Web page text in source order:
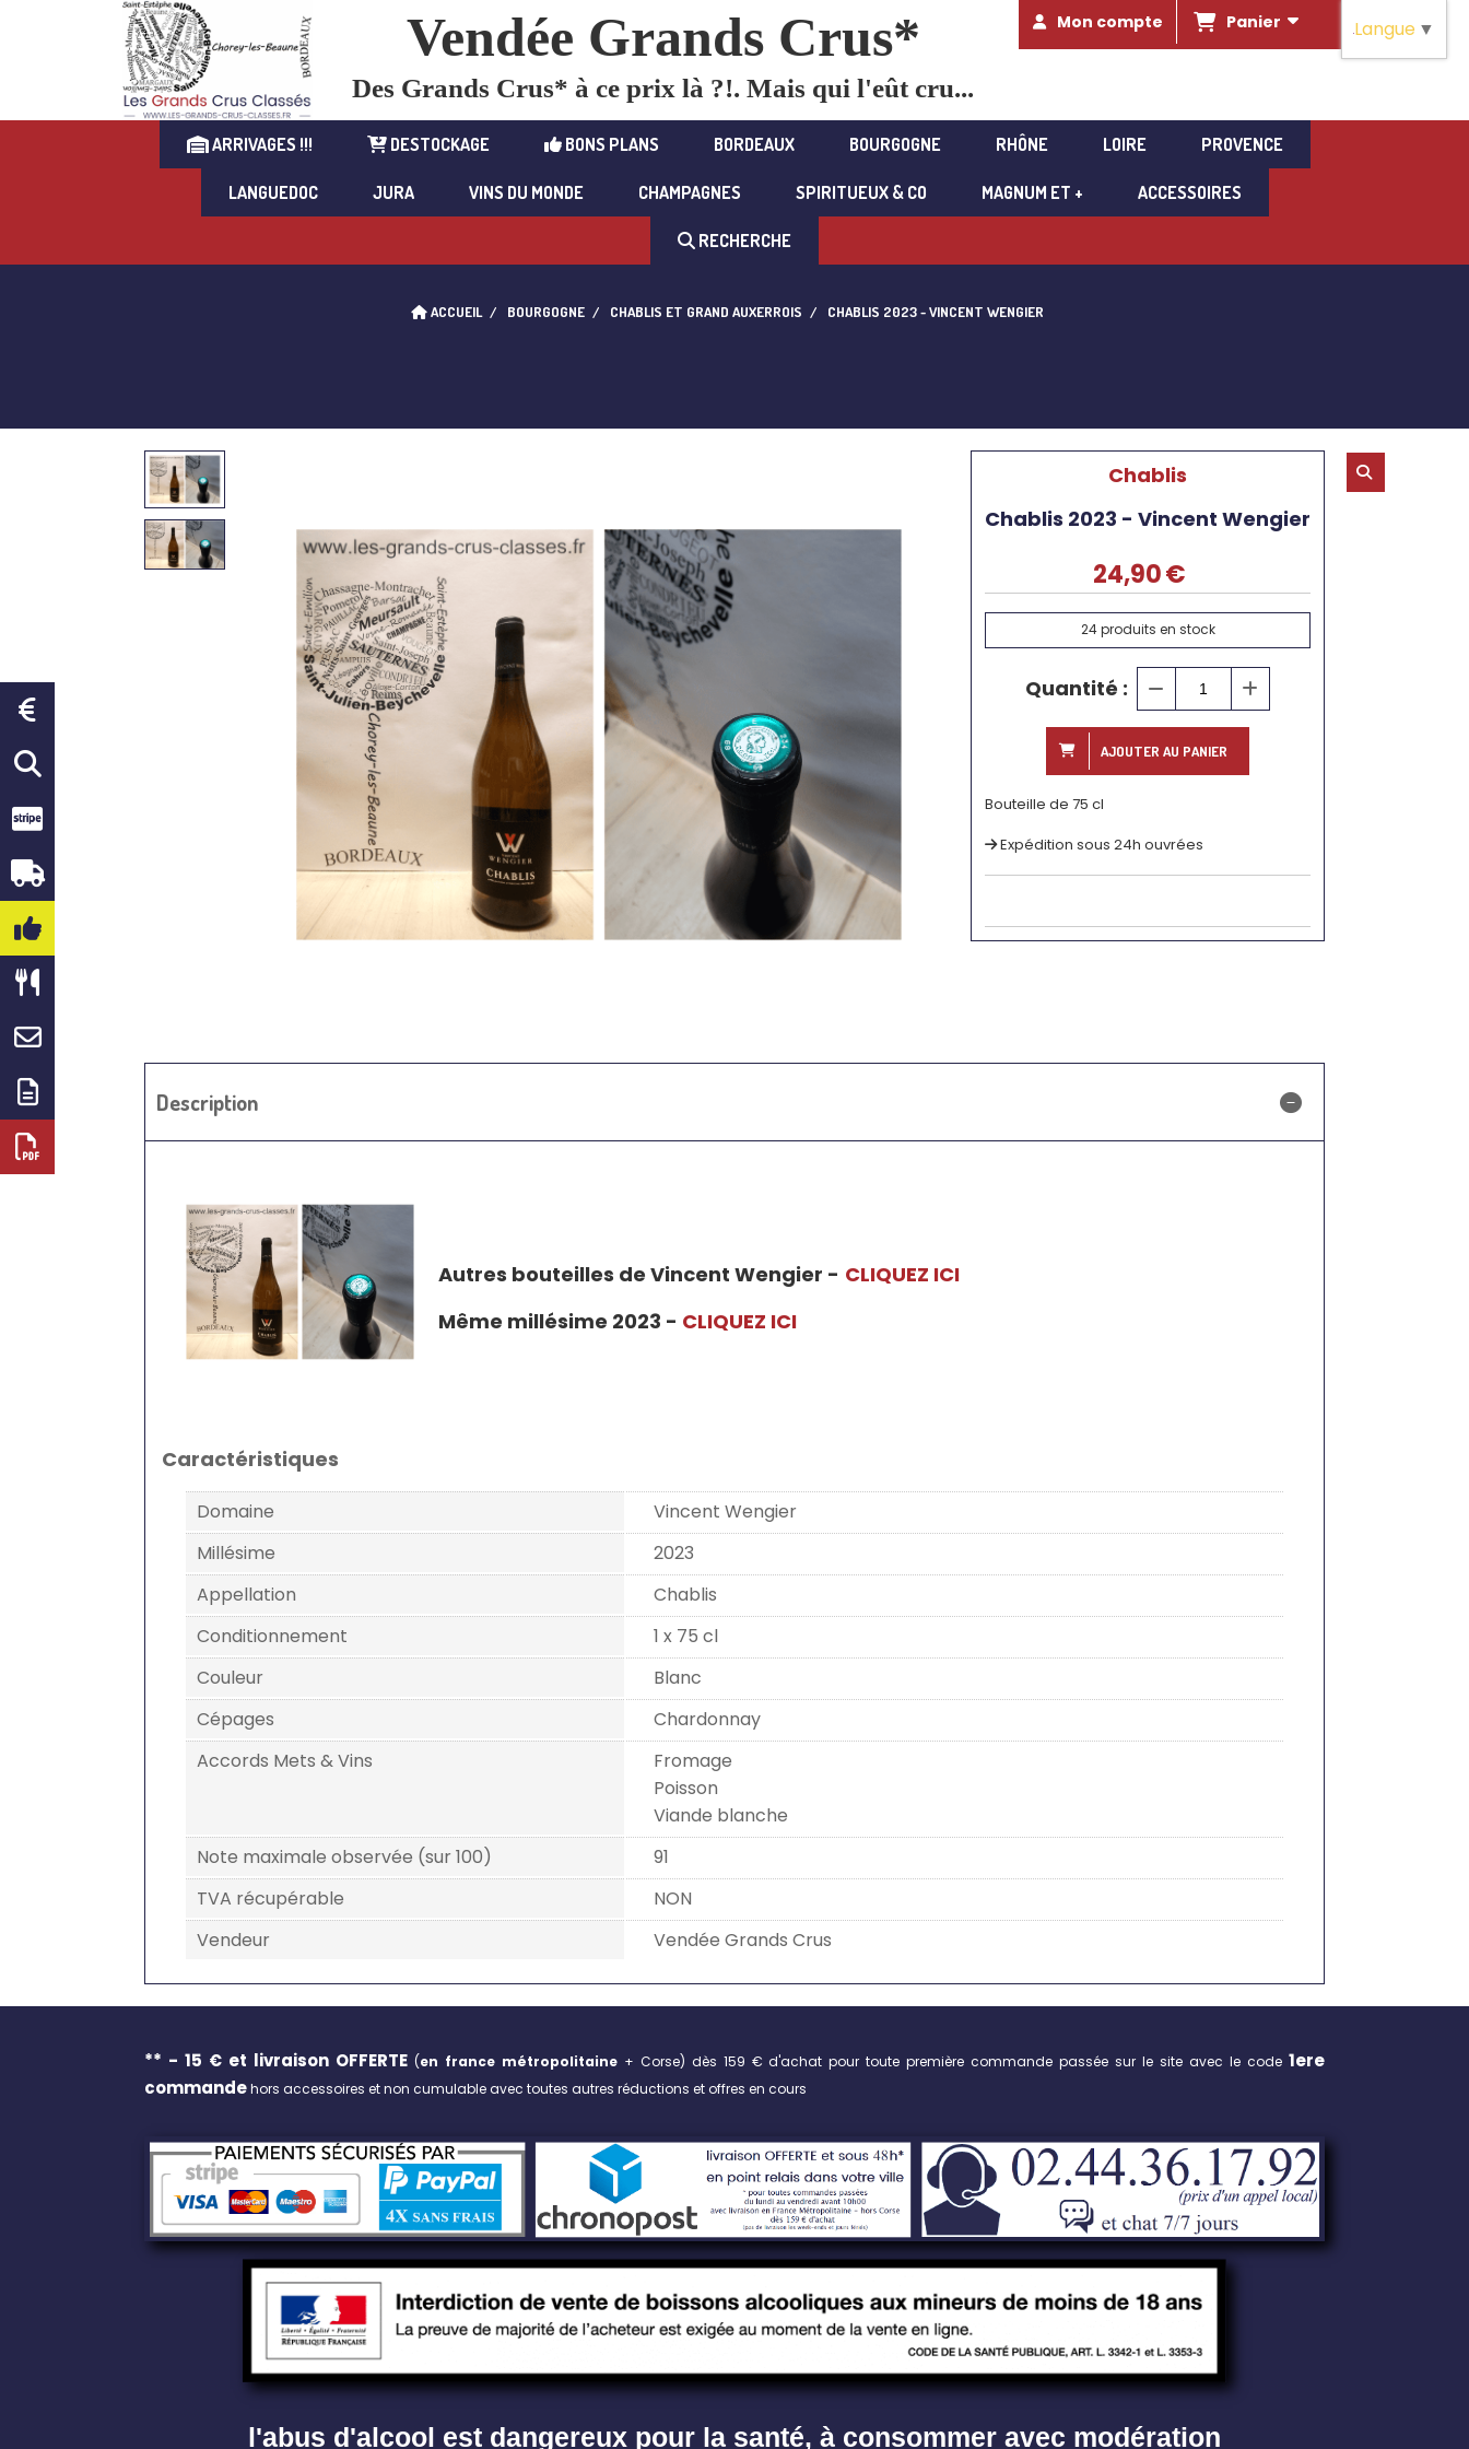
Vendée Grands Crus*
Des Grands Crus* à ce prix là ?!. Mais qui l'eût cru...
Mon compte Panier
ARRIVAGES !!! DESTOCKAGE BONS PLANS BORDEAUX BOURGOGNE RHÔNE LOIRE PROVENCE
LANGUEDOC JURA VINS DU MONDE CHAMPAGNES SPIRITUEUX & CO MAGNUM ET + ACCESSOIRES
RECHERCHE
ACCUEIL BOURGOGNE CHABLIS ET GRAND AUXERROIS CHABLIS 2023 - VINCENT WENGIER
Chablis
Chablis 2023 - Vincent Wengier
24,90€
24produits en stock
Quantité :
AJOUTER AU PANIER
Bouteille de 75 cl
Expédition sous 24h ouvrées
Description
Autres bouteilles de Vincent Wengier - CLIQUEZ ICI
Même millésime 2023 - CLIQUEZ ICI
Caractéristiques
Domaine
Vincent Wengier
Millésime
2023
Appellation
Chablis
Conditionnement
1 x 75 cl
Couleur
Blanc
Cépages
Chardonnay
Accords Mets & Vins
Fromage
Poisson
Viande blanche
Note maximale observée (sur 100)
91
TVA récupérable
NON
Vendeur
Vendée Grands Crus
** - 15 € et livraisonOFFERTE(en france métropolitaine+ Corse) dès 159 € d'achat pour toute première commande passée sur le site avec le code1ere
commandehors accessoires et non cumulable avec toutes autres réductions et offres en cours
l'abus d'alcool est dangereux pour la santé, à consommer avec modération
Langue ▼